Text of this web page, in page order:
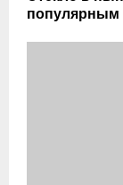
популярным